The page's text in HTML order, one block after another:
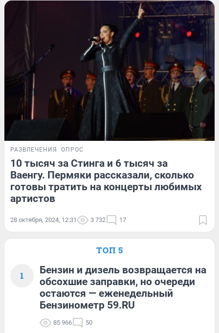
РАЗВЛЕЧЕНИЯ ОПРОС
10 тысяч за Стинга и 6 тысяч за
Ваенгу. Пермяки рассказали, сколько
готовы тратить на концерты любимых
артистов
28 октября, 2024, 12:31 3 732 17
ТОП 5
1
Бензин и дизель возвращается на
обсохшие заправки, но очереди
остаются — еженедельный
Бензинометр 59.RU
85 966 50